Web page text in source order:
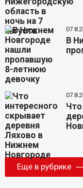
В
Еще в рубрике